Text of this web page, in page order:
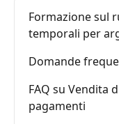
Formazione sul
temporali per
Domande
FAQ su Vendita
pagamenti